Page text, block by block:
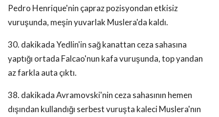
Pedro Henrique'nin çapraz pozisyondan etkisiz
vuruşunda, meşin yuvarlak Muslera'da kaldı.
30. dakikada Yedlin'in sağ kanattan ceza sahasına
yaptığı ortada Falcao'nun kafa vuruşunda, top yandan
az farkla auta çıktı.
38. dakikada Avramovski'nin ceza sahasının hemen
dışından kullandığı serbest vuruşta kaleci Muslera'nın